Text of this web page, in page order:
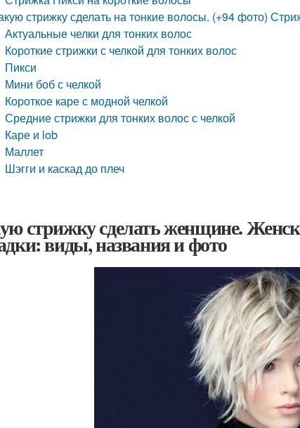
стрижку сделать на тонкие волосы. (+94 фото)
Актуальные челки для тонких волос
Короткие стрижки с челкой для тонких волос
Пикси
Мини боб с челкой
Короткое каре с модной челкой
Средние стрижки для тонких волос с челкой
Каре и lob
Маллет
Шэгги и каскад до плеч
стрижку сделать женщине.
виды, названия и фото